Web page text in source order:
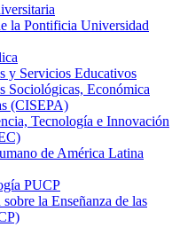
la Pontificia Universidad
y Servicios Educativos
Sociológicas, Económica
(CISEPA)
Tecnología e Innovación
de América Latina
PUCP
la Enseñanza de las